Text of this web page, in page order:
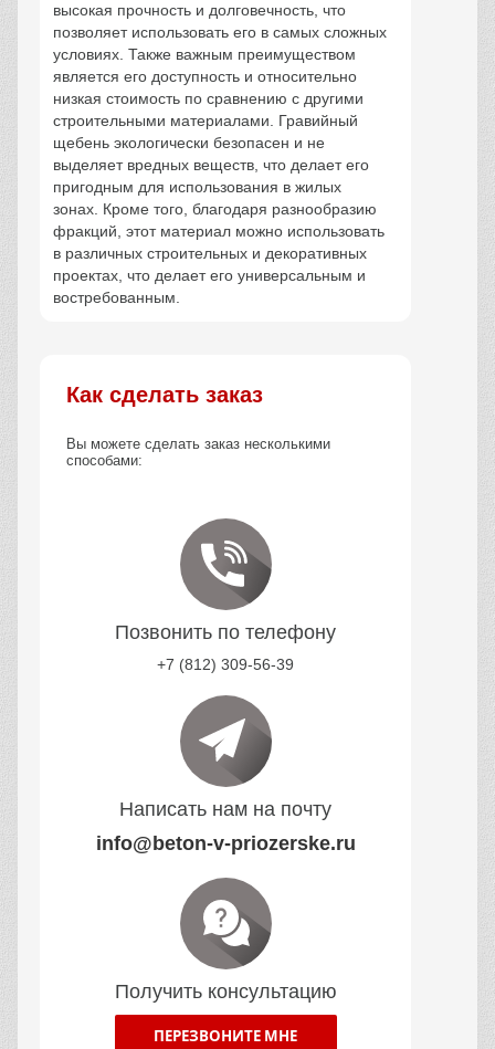
высокая прочность и долговечность, что
позволяет использовать его в самых сложных
условиях. Также важным преимуществом
является его доступность и относительно
низкая стоимость по сравнению с другими
строительными материалами. Гравийный
щебень экологически безопасен и не
выделяет вредных веществ, что делает его
пригодным для использования в жилых
зонах. Кроме того, благодаря разнообразию
фракций, этот материал можно использовать
в различных строительных и декоративных
проектах, что делает его универсальным и
востребованным.
Как сделать заказ
Вы можете сделать заказ несколькими
способами:
Позвонить по телефону
+7 (812) 309-56-39
Написать нам на почту
info@beton-v-priozerske.ru
Получить консультацию
ПЕРЕЗВОНИТЕ МНЕ